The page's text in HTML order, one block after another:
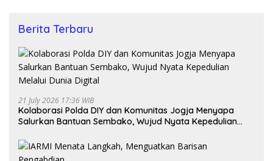
Berita Terbaru
21 July 2026 17:36 WIB
Kolaborasi Polda DIY dan Komunitas Jogja Menyapa
Salurkan Bantuan Sembako, Wujud Nyata Kepedulian